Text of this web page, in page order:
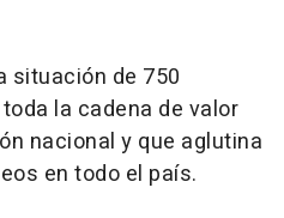
situación de 750
la cadena de valor
nacional y que aglutina
en todo el país.